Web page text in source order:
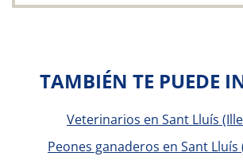
TAMBIÉN TE PUEDE
Veterinarios en Sant Lluís
Peones ganaderos en Sant Lluís